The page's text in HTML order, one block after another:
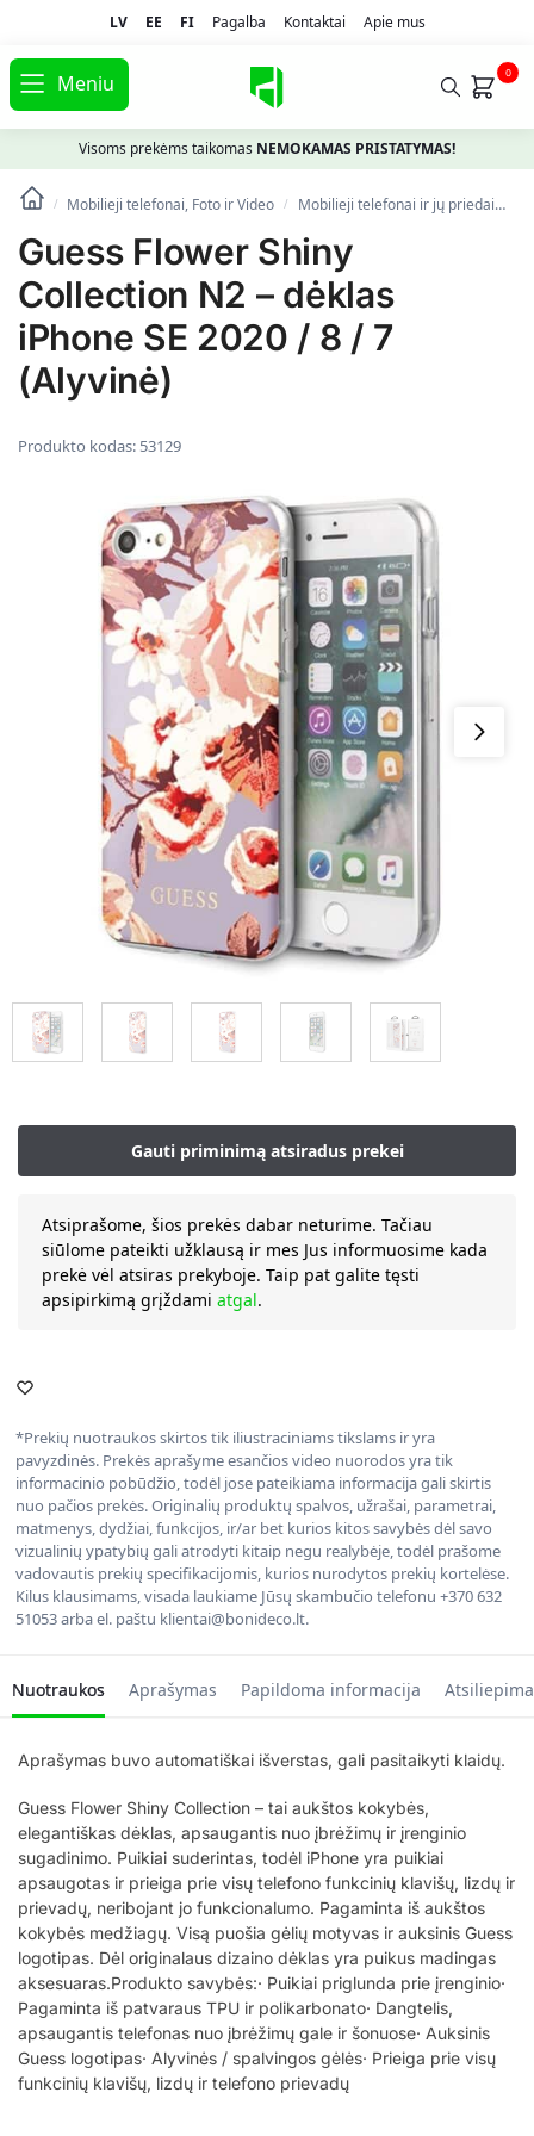
LV EE FI Pagalba Kontaktai Apie mus
Meniu 0
Visoms prekėms taikomas NEMOKAMAS PRISTATYMAS!
/ Mobilieji telefonai, Foto ir Video / Mobilieji telefonai ir jų priedai
Guess Flower Shiny
Collection N2 – dėklas
iPhone SE 2020 / 8 / 7
(Alyvinė)
Produkto kodas: 53129
Atsiprašome, šios prekės dabar neturime. Tačiau
siūlome pateikti užklausą ir mes Jus informuosime kada
prekė vėl atsiras prekyboje. Taip pat galite tęsti
apsipirkimą grįždami atgal.
*Prekių nuotraukos skirtos tik iliustraciniams tikslams ir yra
pavyzdinės. Prekės aprašyme esančios video nuorodos yra tik
informacinio pobūdžio, todėl jose pateikiama informacija gali skirtis
nuo pačios prekės. Originalių produktų spalvos, užrašai, parametrai,
matmenys, dydžiai, funkcijos, ir/ar bet kurios kitos savybės dėl savo
vizualinių ypatybių gali atrodyti kitaip negu realybėje, todėl prašome
vadovautis prekių specifikacijomis, kurios nurodytos prekių kortelėse.
Kilus klausimams, visada laukiame Jūsų skambučio telefonu +370 632
51053 arba el. paštu klientai@bonideco.lt.
Nuotraukos Aprašymas Papildoma informacija
Aprašymas buvo automatiškai išverstas, gali pasitaikyti klaidų.
Guess Flower Shiny Collection – tai aukštos kokybės,
elegantiškas dėklas, apsaugantis nuo įbrėžimų ir įrenginio
sugadinimo. Puikiai suderintas, todėl iPhone yra puikiai
apsaugotas ir prieiga prie visų telefono funkcinių klavišų, lizdų ir
prievadų, neribojant jo funkcionalumo. Pagaminta iš aukštos
kokybės medžiagų. Visą puošia gėlių motyvas ir auksinis Guess
logotipas. Dėl originalaus dizaino dėklas yra puikus madingas
aksesuaras.Produkto savybės:· Puikiai priglunda prie įrenginio·
Pagaminta iš patvaraus TPU ir polikarbonato· Dangtelis,
apsaugantis telefonas nuo įbrėžimų gale ir šonuose· Auksinis
Guess logotipas· Alyvinės / spalvingos gėlės· Prieiga prie visų
funkcinių klavišų, lizdų ir telefono prievadų